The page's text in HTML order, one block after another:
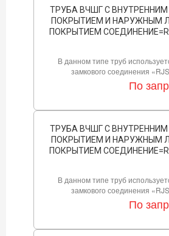
ТРУБА ВЧШГ С
ПОКРЫТИЕМ И НАРУЖНЫМ
ПОКРЫТИЕМ
В данном типе труб
замкового соединения
По
ТРУБА ВЧШГ С
ПОКРЫТИЕМ И НАРУЖНЫМ
ПОКРЫТИЕМ
В данном типе труб
замкового соединения
По